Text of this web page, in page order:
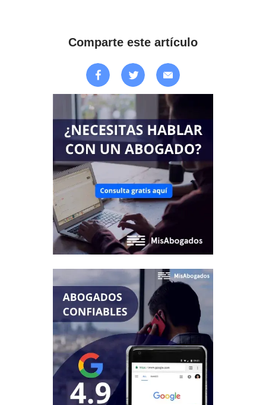
Comparte este artículo